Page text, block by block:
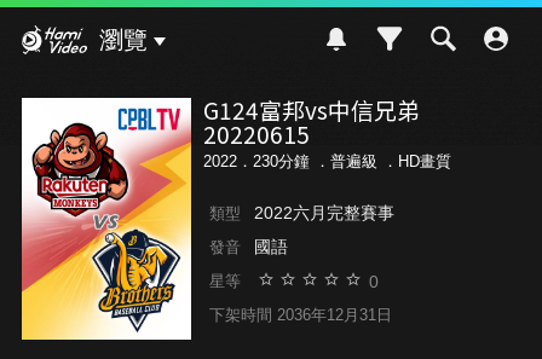
瀏覽
G124富邦vs中信兄弟
20220615
2022．230分鐘 ． 普遍級 ．HD畫質
類型 2022六月完整賽事
發音 國語
星等 0
下架時間 2036年12月31日